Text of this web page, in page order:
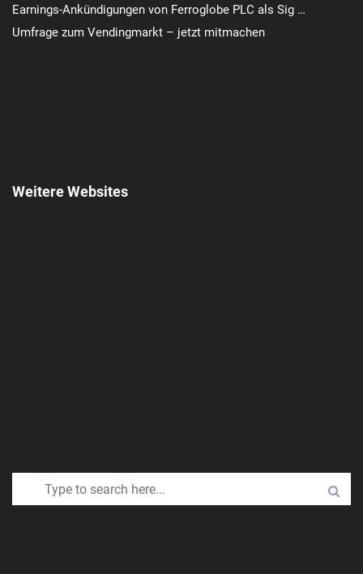
Earnings-Ankündigungen von Ferroglobe PLC als Sig …
Umfrage zum Vendingmarkt – jetzt mitmachen
Weitere Websites